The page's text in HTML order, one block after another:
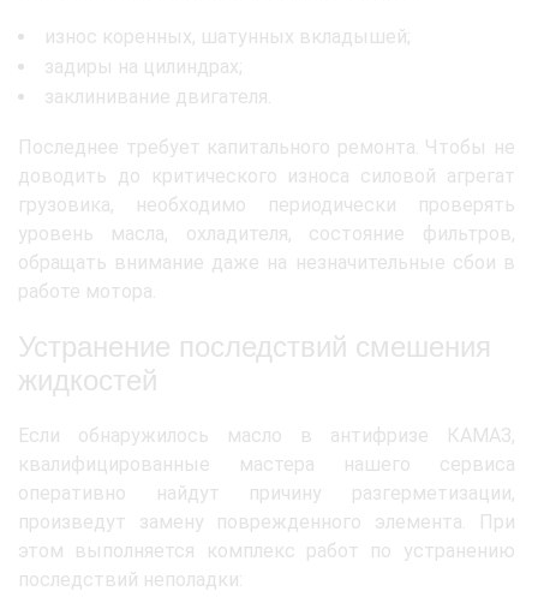
износ коренных, шатунных вкладышей;
задиры на цилиндрах;
заклинивание двигателя.
Последнее требует капитального ремонта. Чтобы не
доводить до критического износа силовой агрегат
грузовика, необходимо периодически проверять
уровень масла, охладителя, состояние фильтров,
обращать внимание даже на незначительные сбои в
работе мотора.
Устранение последствий смешения
жидкостей
Если обнаружилось масло в антифризе КАМАЗ,
квалифицированные мастера нашего сервиса
оперативно найдут причину разгерметизации,
произведут замену поврежденного элемента. При
этом выполняется комплекс работ по устранению
последствий неполадки: